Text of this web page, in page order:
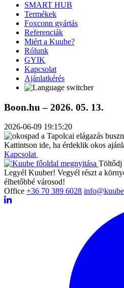
SMART HUB
Termékek
Foxconn gyártás
Referenciák
Miért a Kuube?
Rólunk
GYIK
Kapcsolat
Ajánlatkérés
Boon.hu – 2026. 05. 13.
2026-06-09 19:15:20
Kattintson ide, ha érdeklik okos ajánl
Kapcsolat
Töltődj
Legyél Kuuber! Vegyél részt a
élhetőbbé városod!
Office +36 70 389 6028